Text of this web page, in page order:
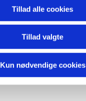
Tillad alle cookies
Tillad valgte
Kun nødvendige cookies